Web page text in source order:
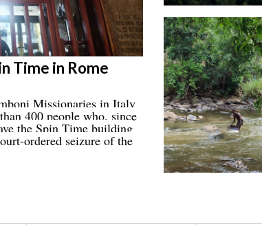
Time in Rome
Missionaries in Italy
400 people who, since
the Spin Time building
ordered seizure of the